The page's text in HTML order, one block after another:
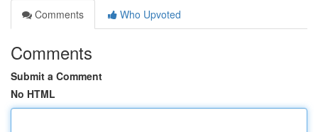
Comments
Who Upvoted
Comments
Submit a Comment
No HTML